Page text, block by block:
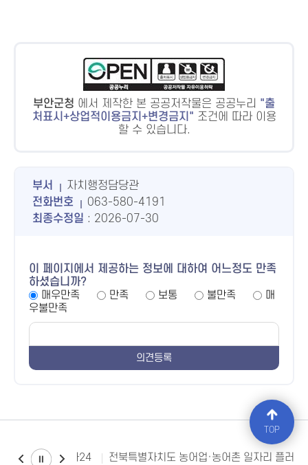
부안군청 에서 제작한 본 공공저작물은 공공누리
출
처표시+상업적이용금지+변경금지
조건에 따라 이용
할 수 있습니다.
부서
자치행정담당관
전화번호
063-580-4191
최종수정일 : 2026-07-30
이 페이지에서 제공하는 정보에 대하여 어느정도 만족
하셨습니까?
매우만족
만족 보통 불만족
매
우불만족
소비자24 전북특별자치도 농어업·농어촌 일자리 플러스
TOP